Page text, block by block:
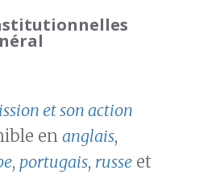
et son action
en anglais,
, portugais, russe et